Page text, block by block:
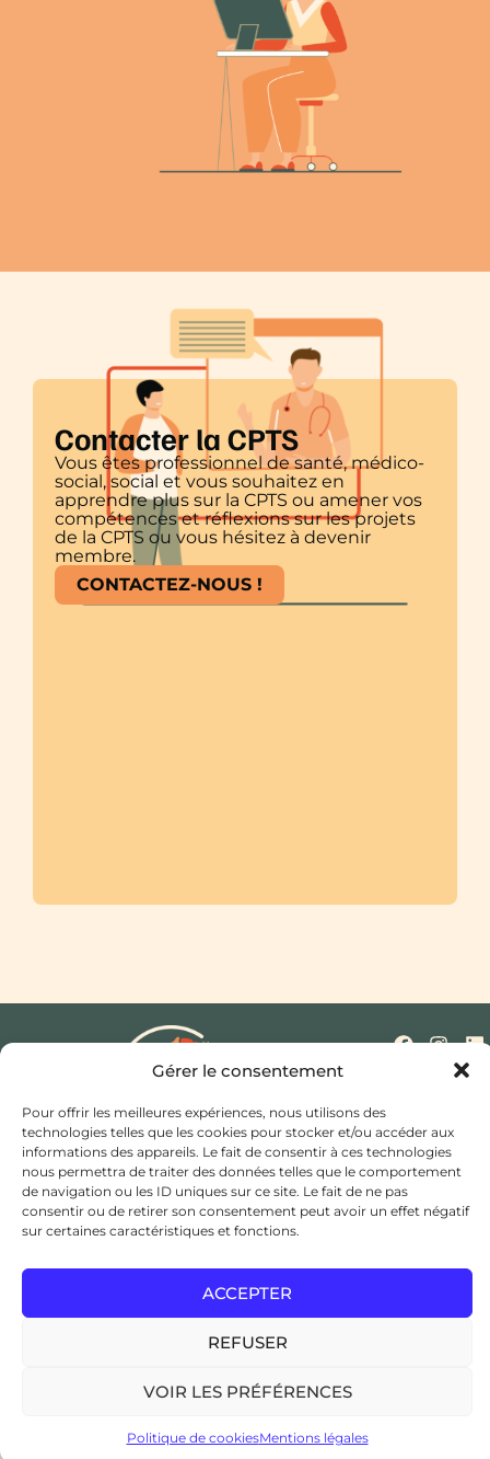
Gérer le consentement
Pour offrir les meilleures expériences, nous utilisons des
technologies telles que les cookies pour stocker et/ou accéder aux
informations des appareils. Le fait de consentir à ces technologies
nous permettra de traiter des données telles que le comportement
de navigation ou les ID uniques sur ce site. Le fait de ne pas
consentir ou de retirer son consentement peut avoir un effet négatif
sur certaines caractéristiques et fonctions.
ACCEPTER
REFUSER
VOIR LES PRÉFÉRENCES
Politique de cookiesMentions légales
Contacter la CPTS
Vous êtes professionnel de santé, médico-
social, social et vous souhaitez en
apprendre plus sur la CPTS ou amener vos
compétences et réflexions sur les projets
de la CPTS ou vous hésitez à devenir
membre.
CONTACTEZ-NOUS !
Qui sommes-nous ? Nos missions
Actualités
Mentions légales
Politique de cookies (UE)
Contact
Hôtel de ville et d’agglomération,
Rue Saint Bonaventure,
JE CHERCHE UN MÉDECIN TRAITANT
ESPACE ADHÉSION / ADHÉRENT
Copyright © 2024CPTS du Choletais, Tous droits